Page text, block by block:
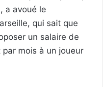
, a avoué le
qui sait que
un salaire de
mois à un joueur